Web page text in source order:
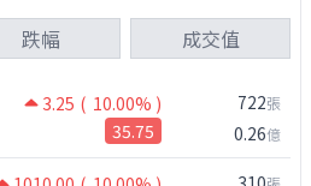
跌幅 成交值
3.25 ( 10.00% )
35.75
722張
0.26億